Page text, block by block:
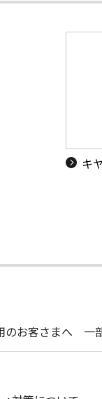
キ
お客さまへ 一